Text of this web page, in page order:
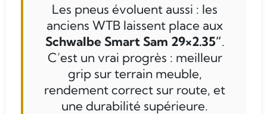
Les pneus évoluent aussi : les
anciens WTB laissent place aux
Schwalbe Smart Sam 29×2.35”.
C’est un vrai progrès : meilleur
grip sur terrain meuble,
rendement correct sur route, et
une durabilité supérieure.